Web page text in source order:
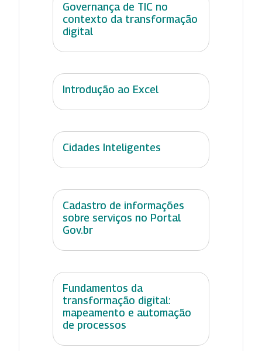
Governança de TIC no
contexto da transformação
digital
Introdução ao Excel
Cidades Inteligentes
Cadastro de informações
sobre serviços no Portal
Gov.br
Fundamentos da
transformação digital:
mapeamento e automação
de processos